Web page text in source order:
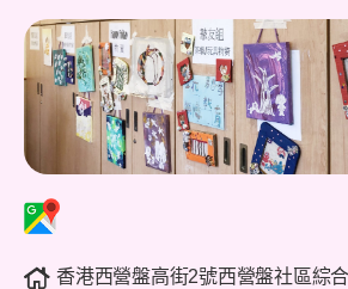
香港西營盤高街2號西營盤社區綜